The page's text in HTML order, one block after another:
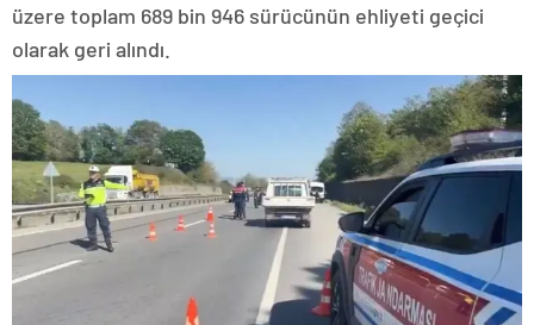
üzere toplam 689 bin 946 sürücünün ehliyeti geçici
olarak geri alındı.